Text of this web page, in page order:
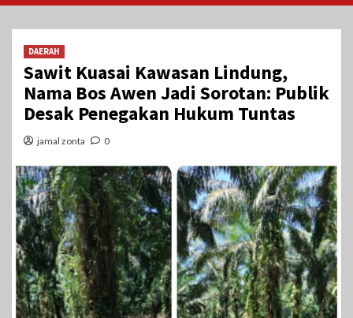
DAERAH
Sawit Kuasai Kawasan Lindung,
Nama Bos Awen Jadi Sorotan: Publik
Desak Penegakan Hukum Tuntas
jamal zonta 0